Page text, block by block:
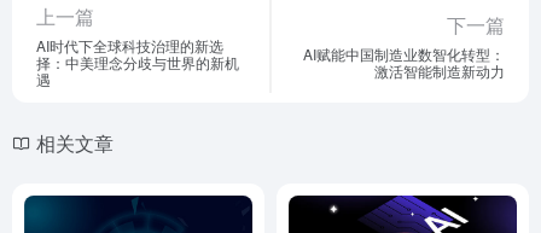
上一篇
AI时代下全球科技治理的新选
择：中美理念分歧与世界的新机
遇
下一篇
AI赋能中国制造业数智化转型：
激活智能制造新动力
相关文章